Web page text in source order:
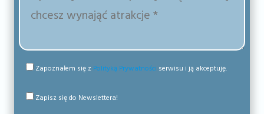
Zapoznałem się z Polityką Prywatności serwisu i ją akceptuję.
Zapisz się do Newslettera!